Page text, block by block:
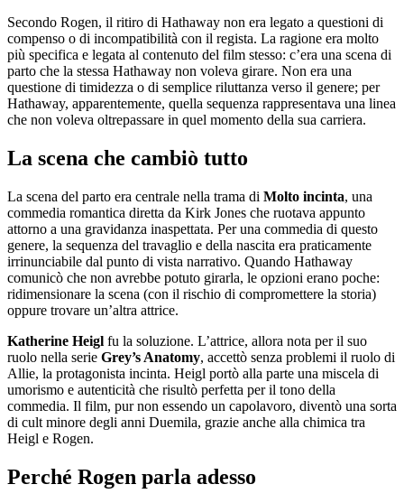
Secondo Rogen, il ritiro di Hathaway non era legato a questioni di
compenso o di incompatibilità con il regista. La ragione era molto
più specifica e legata al contenuto del film stesso: c’era una scena di
parto che la stessa Hathaway non voleva girare. Non era una
questione di timidezza o di semplice riluttanza verso il genere; per
Hathaway, apparentemente, quella sequenza rappresentava una linea
che non voleva oltrepassare in quel momento della sua carriera.
La scena che cambiò tutto
La scena del parto era centrale nella trama di Molto incinta, una
commedia romantica diretta da Kirk Jones che ruotava appunto
attorno a una gravidanza inaspettata. Per una commedia di questo
genere, la sequenza del travaglio e della nascita era praticamente
irrinunciabile dal punto di vista narrativo. Quando Hathaway
comunicò che non avrebbe potuto girarla, le opzioni erano poche:
ridimensionare la scena (con il rischio di compromettere la storia)
oppure trovare un’altra attrice.
Katherine Heigl fu la soluzione. L’attrice, allora nota per il suo
ruolo nella serie Grey’s Anatomy, accettò senza problemi il ruolo di
Allie, la protagonista incinta. Heigl portò alla parte una miscela di
umorismo e autenticità che risultò perfetta per il tono della
commedia. Il film, pur non essendo un capolavoro, diventò una sorta
di cult minore degli anni Duemila, grazie anche alla chimica tra
Heigl e Rogen.
Perché Rogen parla adesso